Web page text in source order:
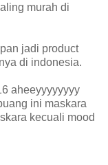
murah di
jadi product
di indonesia.
aheeyyyyyyyy
ini maskara
kecuali mood